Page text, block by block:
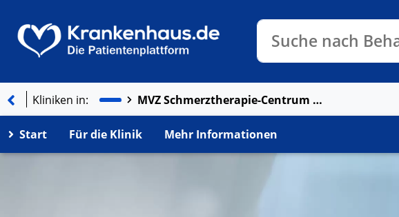
Suche nach
Kliniken in: MVZ Schmerztherapie-Centrum am Bethanien
Start Für die Klinik Mehr Informationen